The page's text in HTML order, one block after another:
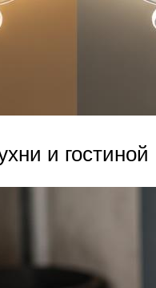
и гостиной